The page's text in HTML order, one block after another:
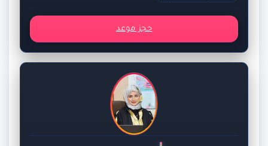
حجز موعد